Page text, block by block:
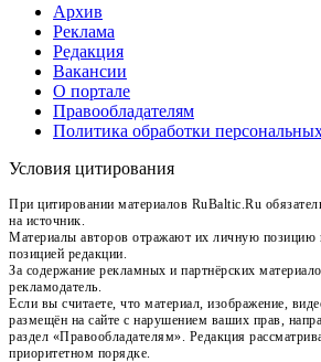
Архив
Реклама
Редакция
Вакансии
О портале
Правообладателям
Политика обработки
Условия цитирования
При цитировании материалов RuBaltic.Ru
на источник.
Материалы авторов отражают их личную позицию
позицией редакции.
За содержание рекламных и партнёрских
рекламодатель.
Если вы считаете, что материал, изображение,
размещён на сайте с нарушением ваших прав,
раздел «Правообладателям». Редакция
приоритетном порядке.